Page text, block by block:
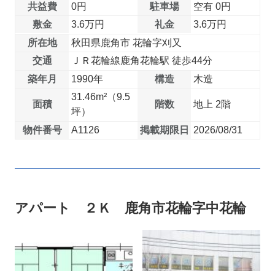
共益費
0円 駐車場
空有 0円
敷金
3.6万円 礼金
3.6万円
所在地
秋田県鹿角市 花輪字刈又
交通
ＪＲ花輪線鹿角花輪駅 徒歩44分
築年月
1990年 構造 木造
面積
31.46m²（9.5
坪）
階数 地上 2階
物件番号 A1126 掲載期限日 2026/08/31
アパート ２Ｋ 鹿角市花輪字中花輪